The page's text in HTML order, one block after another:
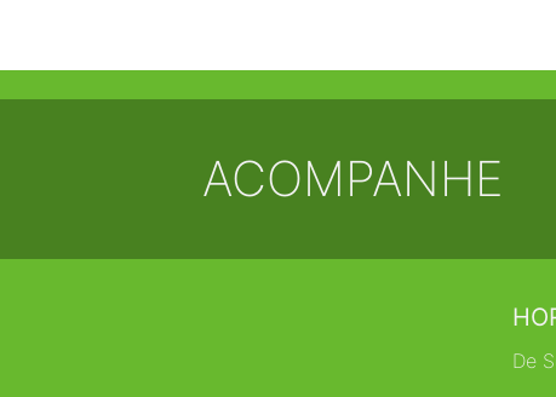
ACOMPANHE
De